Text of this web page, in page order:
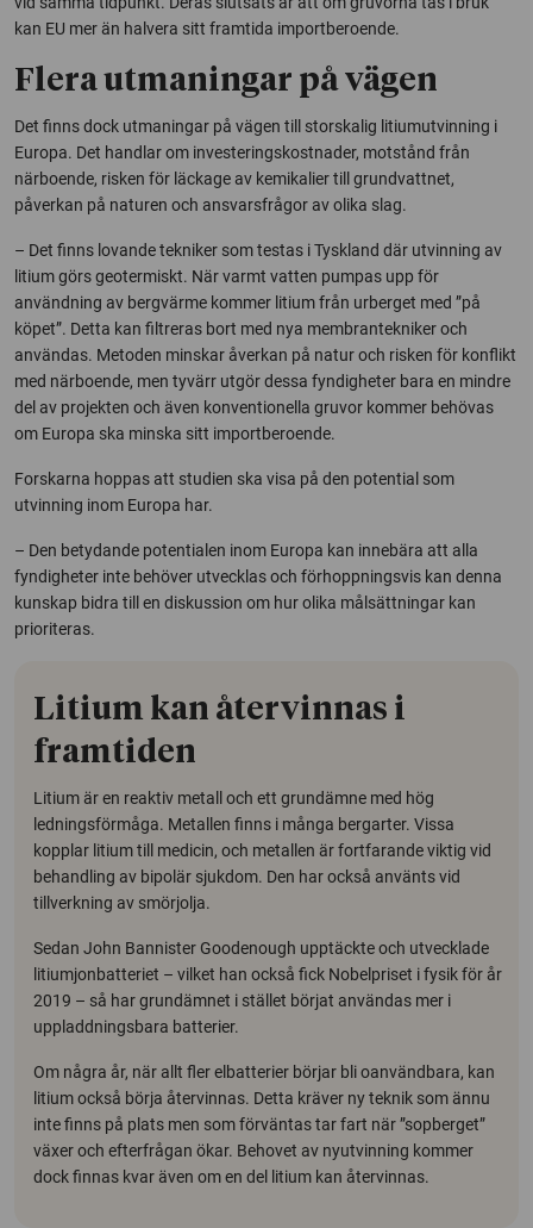
kan EU mer än halvera sitt framtida importberoende.
Flera utmaningar på vägen
Det finns dock utmaningar på vägen till storskalig litiumutvinning i
Europa. Det handlar om investeringskostnader, motstånd från
närboende, risken för läckage av kemikalier till grundvattnet,
påverkan på naturen och ansvarsfrågor av olika slag.
– Det finns lovande tekniker som testas i Tyskland där utvinning av
litium görs geotermiskt. När varmt vatten pumpas upp för
användning av bergvärme kommer litium från urberget med ”på
köpet”. Detta kan filtreras bort med nya membrantekniker och
användas. Metoden minskar åverkan på natur och risken för konflikt
med närboende, men tyvärr utgör dessa fyndigheter bara en mindre
del av projekten och även konventionella gruvor kommer behövas
om Europa ska minska sitt importberoende.
Forskarna hoppas att studien ska visa på den potential som
utvinning inom Europa har.
– Den betydande potentialen inom Europa kan innebära att alla
fyndigheter inte behöver utvecklas och förhoppningsvis kan denna
kunskap bidra till en diskussion om hur olika målsättningar kan
prioriteras.
Litium kan återvinnas i
framtiden
Litium är en reaktiv metall och ett grundämne med hög
ledningsförmåga. Metallen finns i många bergarter. Vissa
kopplar litium till medicin, och metallen är fortfarande viktig vid
behandling av bipolär sjukdom. Den har också använts vid
tillverkning av smörjolja.
Sedan John Bannister Goodenough upptäckte och utvecklade
litiumjonbatteriet – vilket han också fick Nobelpriset i fysik för år
2019 – så har grundämnet i stället börjat användas mer i
uppladdningsbara batterier.
Om några år, när allt fler elbatterier börjar bli oanvändbara, kan
litium också börja återvinnas. Detta kräver ny teknik som ännu
inte finns på plats men som förväntas tar fart när ”sopberget”
växer och efterfrågan ökar. Behovet av nyutvinning kommer
dock finnas kvar även om en del litium kan återvinnas.